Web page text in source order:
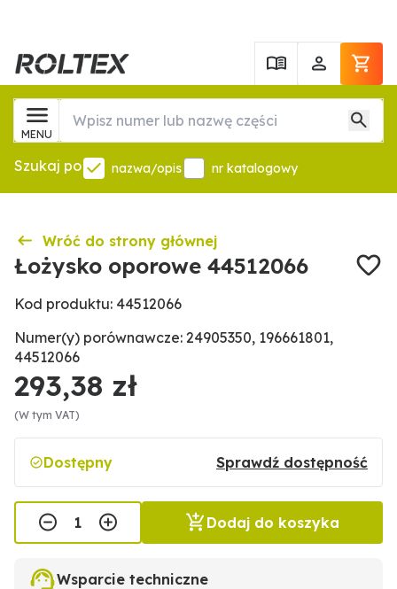
MENU
Szukaj po nazwa/opis nr katalogowy
Wróć do strony głównej
Łożysko oporowe 44512066
Kod produktu: 44512066
Numer(y) porównawcze: 24905350, 196661801,
44512066
293,38 zł
(W tym VAT)
Dostępny Sprawdź dostępność
Dodaj do koszyka
Wsparcie techniczne